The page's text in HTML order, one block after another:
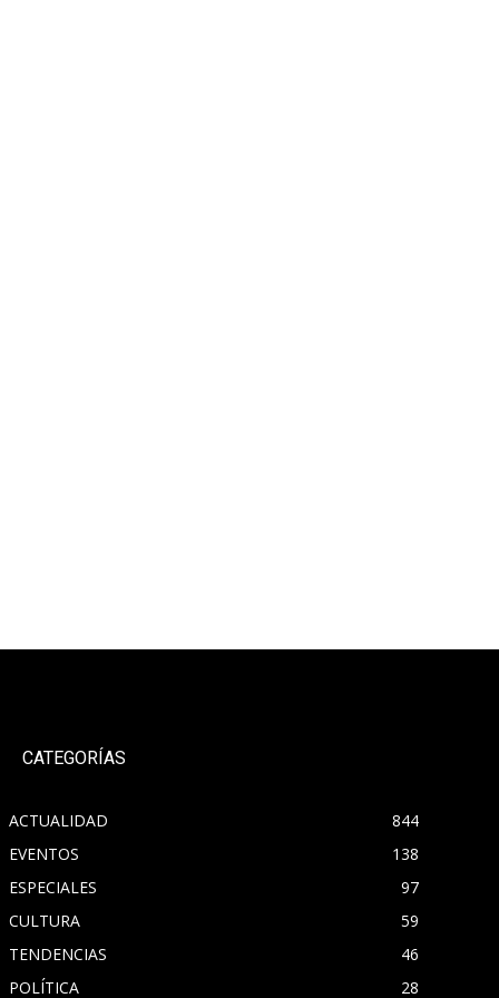
CATEGORÍAS
ACTUALIDAD
844
EVENTOS
138
ESPECIALES
97
CULTURA
59
TENDENCIAS
46
POLÍTICA
28